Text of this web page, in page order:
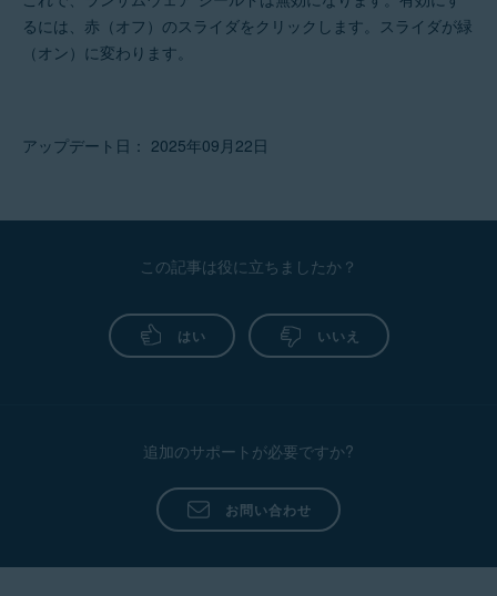
るには、赤（オフ）のスライダをクリックします。スライダが緑
（オン）に変わります。
アップデート日： 2025年09月22日
この記事は役に立ちましたか？
はい いいえ
追加のサポートが必要ですか?
お問い合わせ